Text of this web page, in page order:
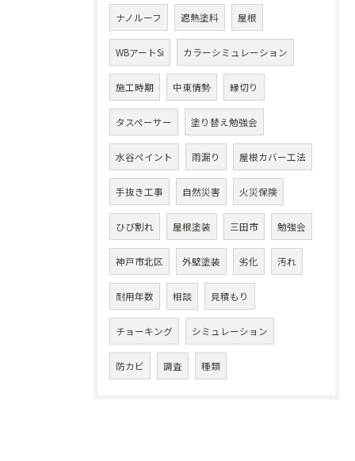
ナノルーフ 遮熱塗料 屋根
WBアートSi カラーシミュレーション
施工時期 中東情勢 縁切り
タスペーサー 塗り替え勉強会
水谷ペイント 雨漏り 屋根カバー工法
手抜き工事 自然災害 火災保険
ひび割れ 屋根塗装 三田市 勉強会
神戸市北区 外壁塗装 劣化 汚れ
耐用年数 相談 見積もり
チョーキング シミュレーション
防カビ 調査 種類